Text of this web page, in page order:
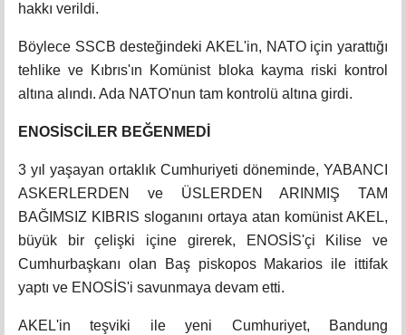
hakkı verildi.
Böylece SSCB desteğindeki AKEL'in, NATO için yarattığı
tehlike ve Kıbrıs'ın Komünist bloka kayma riski kontrol
altına alındı. Ada NATO'nun tam kontrolü altına girdi.
ENOSİSCİLER BEĞENMEDİ
3 yıl yaşayan ortaklık Cumhuriyeti döneminde, YABANCI
ASKERLERDEN ve ÜSLERDEN ARINMIŞ TAM
BAĞIMSIZ KIBRIS sloganını ortaya atan komünist AKEL,
büyük bir çelişki içine girerek, ENOSİS'çi Kilise ve
Cumhurbaşkanı olan Baş piskopos Makarios ile ittifak
yaptı ve ENOSİS'i savunmaya devam etti.
AKEL'in teşviki ile yeni Cumhuriyet, Bandung